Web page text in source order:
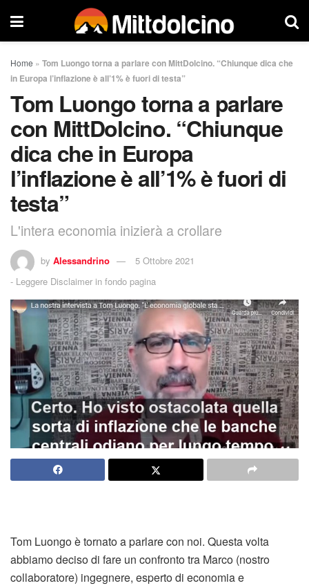
Home » Tom Luongo torna a parlare con MittDolcino. “Chiunque dica che
in Europa l’inflazione è all’1% è fuori di testa”
Tom Luongo torna a parlare
con MittDolcino. “Chiunque
dica che in Europa
l’inflazione è all’1% è fuori di
testa”
L'intera economia inizierà a crollare
by Alessandrino
5 Ottobre 2021
- Leggere Disclaimer in fondo pagina
Tom Luongo è tornato a parlare con noi. Questa volta
abbiamo deciso di fare un confronto tra Marco (nostro
collaboratore) ingegnere, esperto di economia e